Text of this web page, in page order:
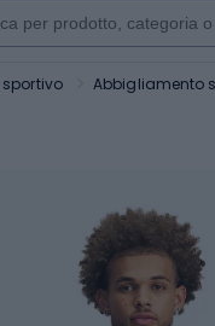
sportivo Abbigliamento